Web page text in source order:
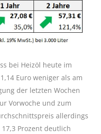
bei Heizöl heute im
Euro weniger als am
der letzten Wochen
Vorwoche und zum
allerdings
Prozent deutlich